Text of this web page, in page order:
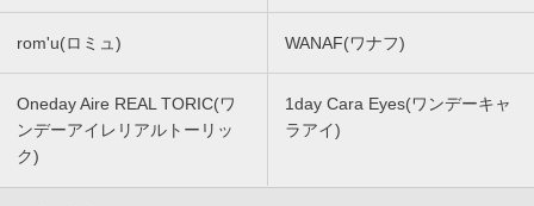
rom'u(ロミュ) WANAF(ワナフ)
Oneday Aire REAL TORIC(ワ
ンデーアイレリアルトーリッ
ク)
1day Cara Eyes(ワンデーキャ
ラアイ)